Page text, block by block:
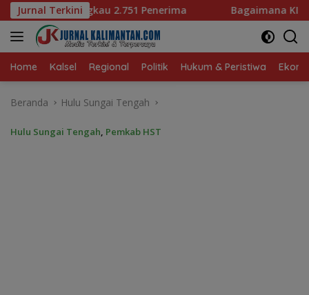
Langsung
ke
konten
Jurnal Terkini Bagaimana KIP Hadapi Deepfake dan Hoaks?
Home Kalsel Regional Politik Hukum & Peristiwa
Beranda Hulu Sungai Tengah
Hulu Sungai Tengah, Pemkab HST